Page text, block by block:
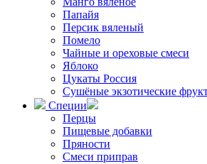
Папайя
Персик вяленый
Помело
Чайные и ореховые смеси
Яблоко
Цукаты Россия
Сушёные экзотические
Специи
Перцы
Пищевые добавки
Пряности
Смеси приправ